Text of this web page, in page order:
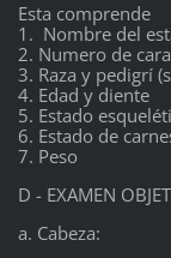
Esta comprende
1. Nombre del
2. Numero de
3. Raza y pedigrí
4. Edad y diente
5. Estado
6. Estado de
7. Peso
D - EXAMEN
a. Cabeza: